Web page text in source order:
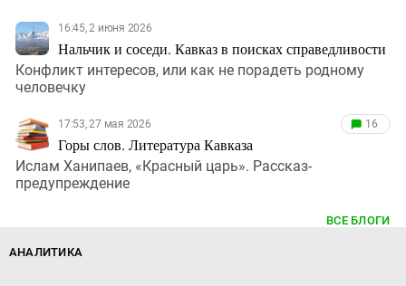
16:45, 2 июня 2026
Нальчик и соседи. Кавказ в поисках справедливости
Конфликт интересов, или как не порадеть родному
человечку
17:53, 27 мая 2026
Горы слов. Литература Кавказа
16
Ислам Ханипаев, «Красный царь». Рассказ-
предупреждение
ВСЕ БЛОГИ
АНАЛИТИКА